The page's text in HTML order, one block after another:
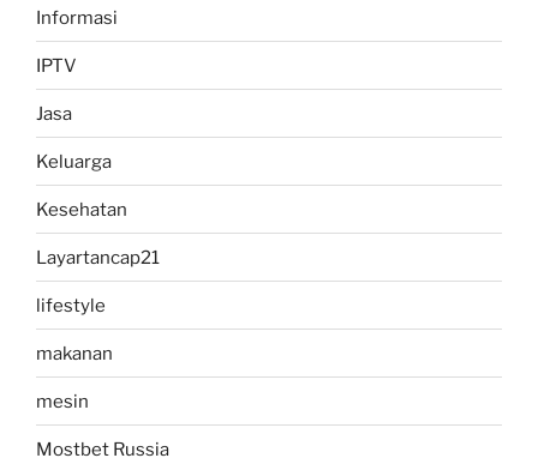
Informasi
IPTV
Jasa
Keluarga
Kesehatan
Layartancap21
lifestyle
makanan
mesin
Mostbet Russia